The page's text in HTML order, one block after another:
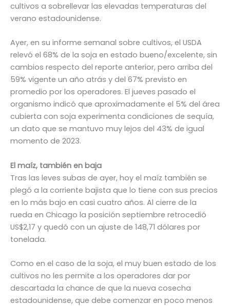
cultivos a sobrellevar las elevadas temperaturas del
verano estadounidense.
Ayer, en su informe semanal sobre cultivos, el USDA
relevó el 68% de la soja en estado bueno/excelente, sin
cambios respecto del reporte anterior, pero arriba del
59% vigente un año atrás y del 67% previsto en
promedio por los operadores. El jueves pasado el
organismo indicó que aproximadamente el 5% del área
cubierta con soja experimenta condiciones de sequía,
un dato que se mantuvo muy lejos del 43% de igual
momento de 2023.
El maíz, también en baja
Tras las leves subas de ayer, hoy el maíz también se
plegó a la corriente bajista que lo tiene con sus precios
en lo más bajo en casi cuatro años. Al cierre de la
rueda en Chicago la posición septiembre retrocedió
US$2,17 y quedó con un ajuste de 148,71 dólares por
tonelada.
Como en el caso de la soja, el muy buen estado de los
cultivos no les permite a los operadores dar por
descartada la chance de que la nueva cosecha
estadounidense, que debe comenzar en poco menos